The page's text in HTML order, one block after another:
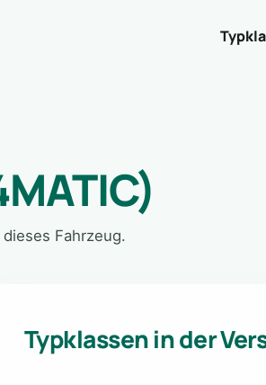
Fahrzeug.
Typklassen in der